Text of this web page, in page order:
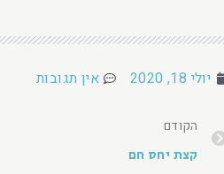
יולי 18, 2020 אין תגובות
הקודם
קצת יחס חם